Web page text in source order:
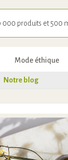
Mode éthique
Notre blog